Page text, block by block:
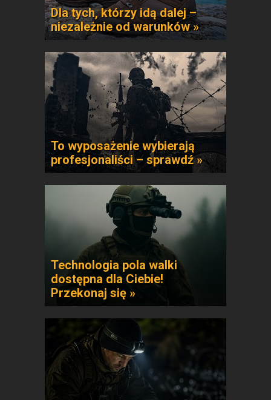
Dla tych, którzy idą dalej –
niezależnie od warunków »
To wyposażenie wybierają
profesjonaliści – sprawdź »
Technologia pola walki
dostępna dla Ciebie!
Przekonaj się »